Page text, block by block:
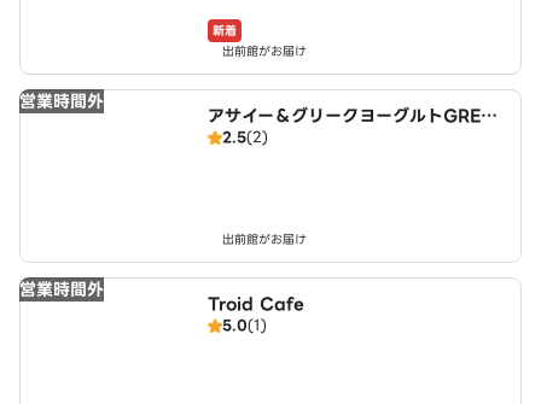
新着
出前館がお届け
営業時間外
アサイー＆グリークヨーグルトGREEK
SPOON 宇治小倉店
2.5(2)
出前館がお届け
営業時間外
Troid Cafe
5.0(1)